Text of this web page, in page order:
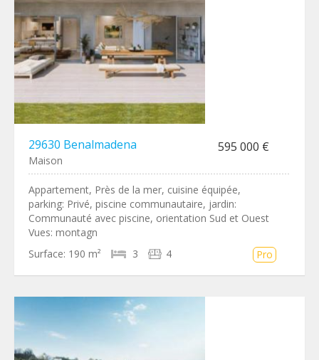
29630 Benalmadena 595 000 €
Maison
Appartement, Près de la mer, cuisine équipée,
parking: Privé, piscine communautaire, jardin:
Communauté avec piscine, orientation Sud et Ouest
Vues: montagn
Surface: 190 m² 3 4 Pro